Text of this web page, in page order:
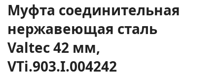
Муфта соединительная
нержавеющая сталь
Valtec 42 мм,
VTi.903.I.004242